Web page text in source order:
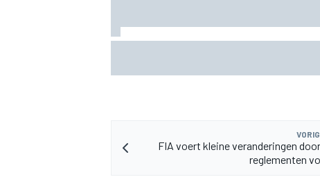
FIA voert kleine veranderingen
reglementen